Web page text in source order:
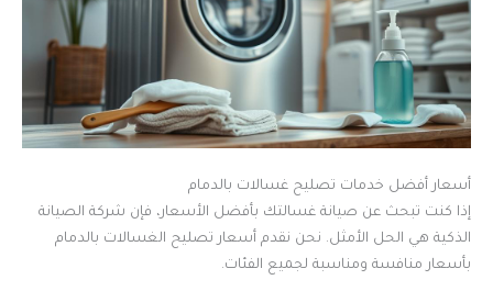
أسعار أفضل خدمات تصليح غسالات بالدمام
إذا كنت تبحث عن صيانة غسالتك بأفضل الأسعار، فإن شركة الصيانة
الذكية هي الحل الأمثل. نحن نقدم أسعار تصليح الغسالات بالدمام
بأسعار منافسة ومناسبة لجميع الفئات.